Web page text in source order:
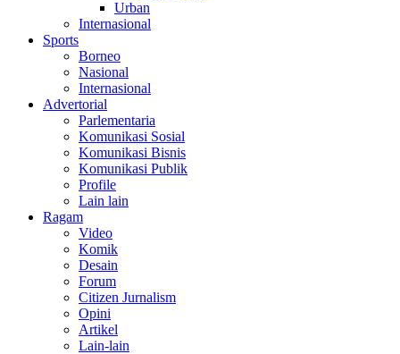
Urban
Internasional
Sports
Borneo
Nasional
Internasional
Advertorial
Parlementaria
Komunikasi Sosial
Komunikasi Bisnis
Komunikasi Publik
Profile
Lain lain
Ragam
Video
Komik
Desain
Forum
Citizen Jurnalism
Opini
Artikel
Lain-lain